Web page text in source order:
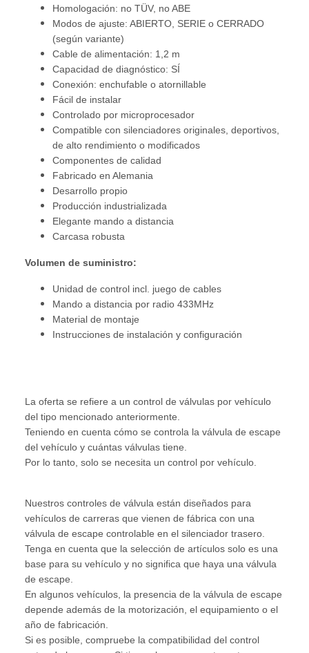
Homologación: no TÜV, no ABE
Modos de ajuste: ABIERTO, SERIE o CERRADO
(según variante)
Cable de alimentación: 1,2 m
Capacidad de diagnóstico: SÍ
Conexión: enchufable o atornillable
Fácil de instalar
Controlado por microprocesador
Compatible con silenciadores originales, deportivos,
de alto rendimiento o modificados
Componentes de calidad
Fabricado en Alemania
Desarrollo propio
Producción industrializada
Elegante mando a distancia
Carcasa robusta
Volumen de suministro:
Unidad de control incl. juego de cables
Mando a distancia por radio 433MHz
Material de montaje
Instrucciones de instalación y configuración
La oferta se refiere a un control de válvulas por vehículo
del tipo mencionado anteriormente.
Teniendo en cuenta cómo se controla la válvula de escape
del vehículo y cuántas válvulas tiene.
Por lo tanto, solo se necesita un control por vehículo.
Nuestros controles de válvula están diseñados para
vehículos de carreras que vienen de fábrica con una
válvula de escape controlable en el silenciador trasero.
Tenga en cuenta que la selección de artículos solo es una
base para su vehículo y no significa que haya una válvula
de escape.
En algunos vehículos, la presencia de la válvula de escape
depende además de la motorización, el equipamiento o el
año de fabricación.
Si es posible, compruebe la compatibilidad del control